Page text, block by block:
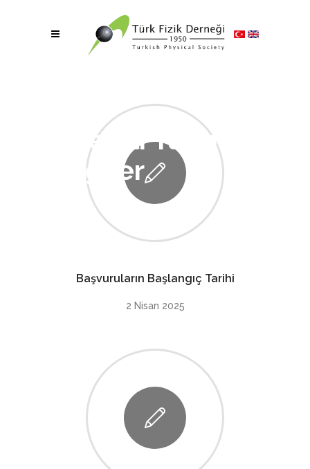
Önemli Tarih ve
Bilgiler
Başvuruların Başlangıç Tarihi
2 Nisan 2025